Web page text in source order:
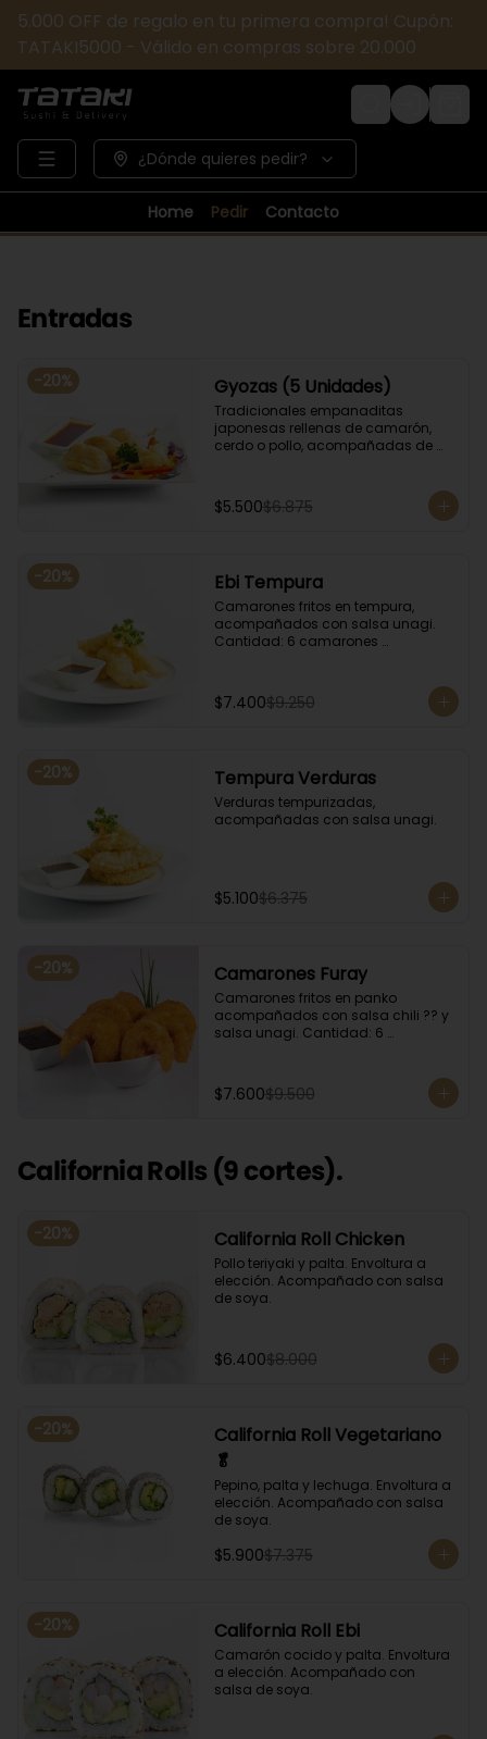
5.000 OFF de regalo en tu primera compra! Cupón:
TATAKI5000 - Válido en compras sobre 20.000
Login
¿Dónde quieres pedir?
Home Pedir Contacto
Entradas
-20% Gyozas (5 Unidades)
Tradicionales empanaditas
japonesas rellenas de camarón,
cerdo o pollo, acompañadas de
$5.500$6.875
-20% Ebi Tempura
Camarones fritos en tempura,
acompañados con salsa unagi.
Cantidad: 6 camarones
$7.400$9.250
-20% Tempura Verduras
Verduras tempurizadas,
acompañadas con salsa unagi.
$5.100$6.375
-20% Camarones Furay
Camarones fritos en panko
acompañados con salsa chili ?? y
salsa unagi. Cantidad: 6
$7.600$9.500
California Rolls (9 cortes).
-20% California Roll Chicken
Pollo teriyaki y palta. Envoltura a
elección. Acompañado con salsa
de soya.
$6.400$8.000
-20%
California Roll Vegetariano
🥬
Pepino, palta y lechuga. Envoltura a
elección. Acompañado con salsa
de soya.
$5.900$7.375
-20% California Roll Ebi
Camarón cocido y palta. Envoltura
a elección. Acompañado con
salsa de soya.